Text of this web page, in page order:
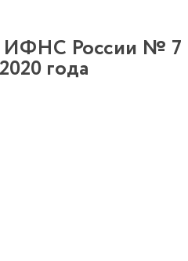
России № 7
года